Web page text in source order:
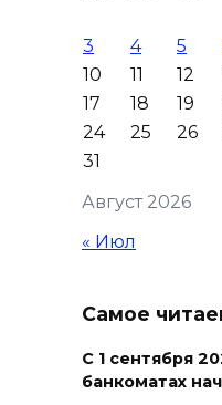
06 августа 2026
Вся
вблизи
06 августа 2026
06 августа 2026
В
Ростова
Август 2026
3
4 5
10
11 12
17
18 19
24
25 26
31
« Июл
Самое
С 1 сентября
банкоматах